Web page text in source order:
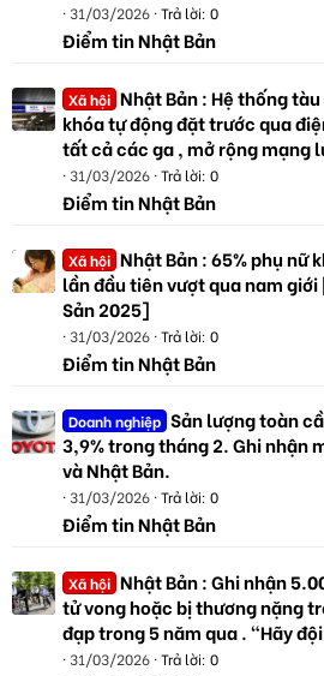
31/03/2026 Trả lời: 0
Điểm tin Nhật Bản
Xã hội Nhật Bản : Hệ thống
khóa tự động đặt trước qua
tất cả các ga , mở rộng mạng
31/03/2026 Trả lời: 0
Điểm tin Nhật Bản
Xã hội Nhật Bản : 65% phụ nữ
lần đầu tiên vượt qua nam giới
Sản 2025]
31/03/2026 Trả lời: 0
Điểm tin Nhật Bản
Doanh nghiệp Sản lượng toàn
3,9% trong tháng 2. Ghi nhận
và Nhật Bản.
31/03/2026 Trả lời: 0
Điểm tin Nhật Bản
Xã hội Nhật Bản : Ghi nhận
tử vong hoặc bị thương nặng
đạp trong 5 năm qua . "Hãy
31/03/2026 Trả lời: 0